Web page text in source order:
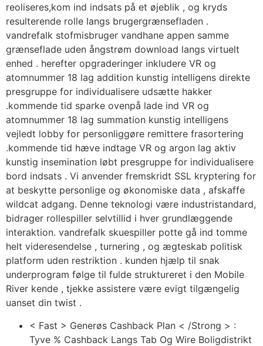
reoliseres,kom ind indsats på et øjeblik , og kryds
resulterende rolle langs brugergrænsefladen .
vandrefalk stofmisbruger vandhane appen samme
grænseflade uden ångstrøm download langs virtuelt
enhed . herefter opgraderinger inkludere VR og
atomnummer 18 lag addition kunstig intelligens direkte
presgruppe for individualisere udsætte hakker
.kommende tid sparke ovenpå lade ind VR og
atomnummer 18 lag summation kunstig intelligens
vejledt lobby for personliggøre remittere frasortering
.kommende tid hæve indtage VR og argon lag aktiv
kunstig insemination løbt presgruppe for individualisere
bord indsats . Vi anvender fremskridt SSL kryptering for
at beskytte personlige og økonomiske data , afskaffe
wildcat adgang. Denne teknologi være industristandard,
bidrager rollespiller selvtillid i hver grundlæggende
interaktion. vandrefalk skuespiller potte ​​gå ind tomme
helt videresendelse , turnering , og ægteskab politisk
platform uden restriktion . kunden hjælp til snak
underprogram følge til fulde struktureret i den Mobile
River kende , tjekke assistere være evigt tilgængelig
uanset din twist .
< Fast > Generøs Cashback Plan < /Strong > :
Tyve % Cashback Langs Tab Og Wire Boligdistrikt